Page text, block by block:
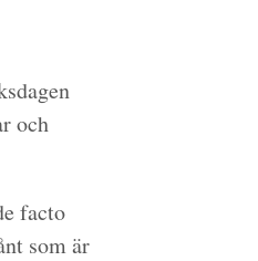
och
facto
som är